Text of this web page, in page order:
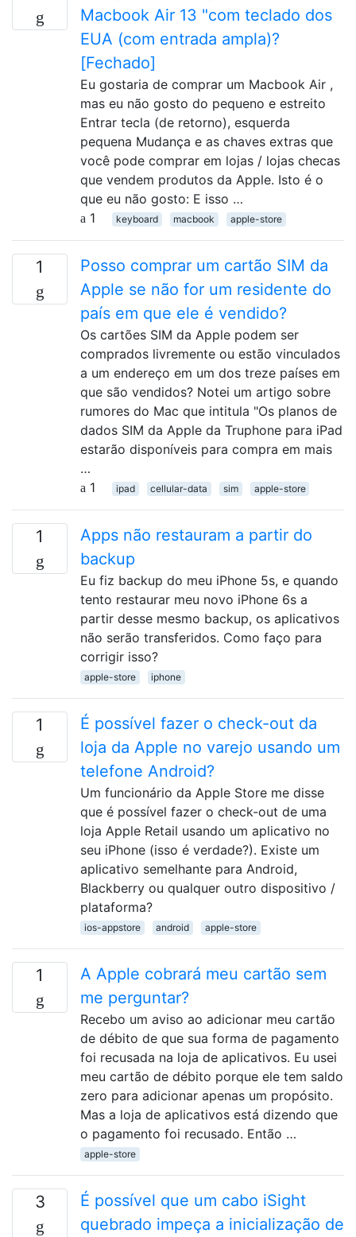
Macbook Air 13 "com teclado dos
EUA (com entrada ampla)?
[Fechado]
Eu gostaria de comprar um Macbook Air ,
mas eu não gosto do pequeno e estreito
Entrar tecla (de retorno), esquerda
pequena Mudança e as chaves extras que
você pode comprar em lojas / lojas checas
que vendem produtos da Apple. Isto é o
que eu não gosto: E isso …
1
keyboard macbook apple-store
1
Posso comprar um cartão SIM da
Apple se não for um residente do
país em que ele é vendido?
Os cartões SIM da Apple podem ser
comprados livremente ou estão vinculados
a um endereço em um dos treze países em
que são vendidos? Notei um artigo sobre
rumores do Mac que intitula "Os planos de
dados SIM da Apple da Truphone para iPad
estarão disponíveis para compra em mais
…
1
ipad cellular-data sim apple-store
1
Apps não restauram a partir do
backup
Eu fiz backup do meu iPhone 5s, e quando
tento restaurar meu novo iPhone 6s a
partir desse mesmo backup, os aplicativos
não serão transferidos. Como faço para
corrigir isso?
apple-store iphone
1
É possível fazer o check-out da
loja da Apple no varejo usando um
telefone Android?
Um funcionário da Apple Store me disse
que é possível fazer o check-out de uma
loja Apple Retail usando um aplicativo no
seu iPhone (isso é verdade?). Existe um
aplicativo semelhante para Android,
Blackberry ou qualquer outro dispositivo /
plataforma?
ios-appstore android apple-store
1
A Apple cobrará meu cartão sem
me perguntar?
Recebo um aviso ao adicionar meu cartão
de débito de que sua forma de pagamento
foi recusada na loja de aplicativos. Eu usei
meu cartão de débito porque ele tem saldo
zero para adicionar apenas um propósito.
Mas a loja de aplicativos está dizendo que
o pagamento foi recusado. Então …
apple-store
3
É possível que um cabo iSight
quebrado impeça a inicialização de